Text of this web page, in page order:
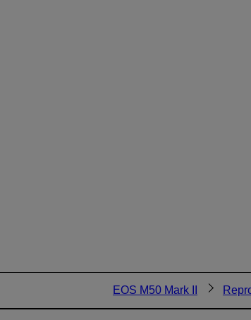
EOS M50 Mark II